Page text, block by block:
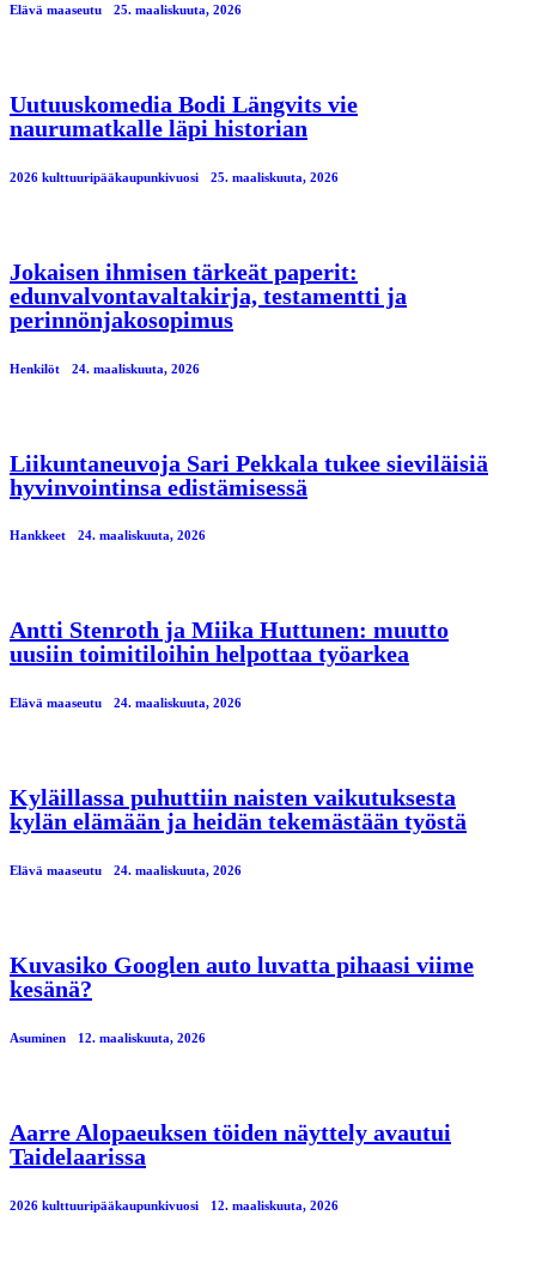
Elävä maaseutu 25. maaliskuuta, 2026
Uutuuskomedia Bodi Längvits vie
naurumatkalle läpi historian
2026 kulttuuripääkaupunkivuosi 25. maaliskuuta, 2026
Jokaisen ihmisen tärkeät paperit:
edunvalvontavaltakirja, testamentti ja
perinnönjakosopimus
Henkilöt 24. maaliskuuta, 2026
Liikuntaneuvoja Sari Pekkala tukee sieviläisiä
hyvinvointinsa edistämisessä
Hankkeet 24. maaliskuuta, 2026
Antti Stenroth ja Miika Huttunen: muutto
uusiin toimitiloihin helpottaa työarkea
Elävä maaseutu 24. maaliskuuta, 2026
Kyläillassa puhuttiin naisten vaikutuksesta
kylän elämään ja heidän tekemästään työstä
Elävä maaseutu 24. maaliskuuta, 2026
Kuvasiko Googlen auto luvatta pihaasi viime
kesänä?
Asuminen 12. maaliskuuta, 2026
Aarre Alopaeuksen töiden näyttely avautui
Taidelaarissa
2026 kulttuuripääkaupunkivuosi 12. maaliskuuta, 2026